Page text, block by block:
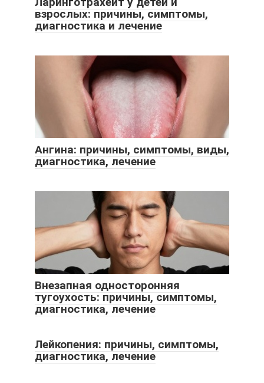
взрослых: причины, симптомы,
диагностика и лечение
Ангина: причины, симптомы, виды,
диагностика, лечение
Внезапная односторонняя
тугоухость: причины, симптомы,
диагностика, лечение
Лейкопения: причины, симптомы,
диагностика, лечение